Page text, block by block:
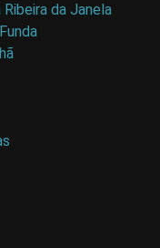
da Janela